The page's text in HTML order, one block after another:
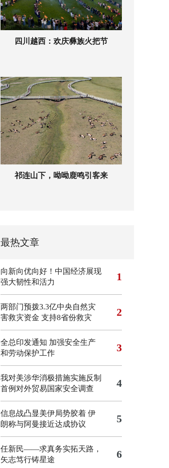
四川越西：欢庆彝族火把节
祁连山下，呦呦鹿鸣引客来
最热文章
向新向优向好！中国经济展现
强大韧性和活力
1
两部门预拨3.3亿中央自然灾
害救灾资金 支持8省份救灾
2
全总印发通知 加强安全生产
和劳动保护工作
3
我对美涉华消极措施实施反制
首例对外贸易国家安全调查
4
信息战凸显美伊局势胶着 伊
朗称与阿曼接近达成协议
5
任新民——求真务实拓天路，
矢志笃行铸星途
6